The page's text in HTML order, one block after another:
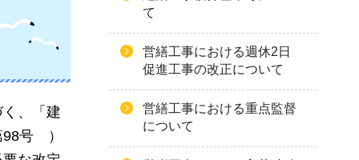
、「建
98号
）
て
営繕工事における週休2日
促進工事の改正について
営繕工事における重点監督
について